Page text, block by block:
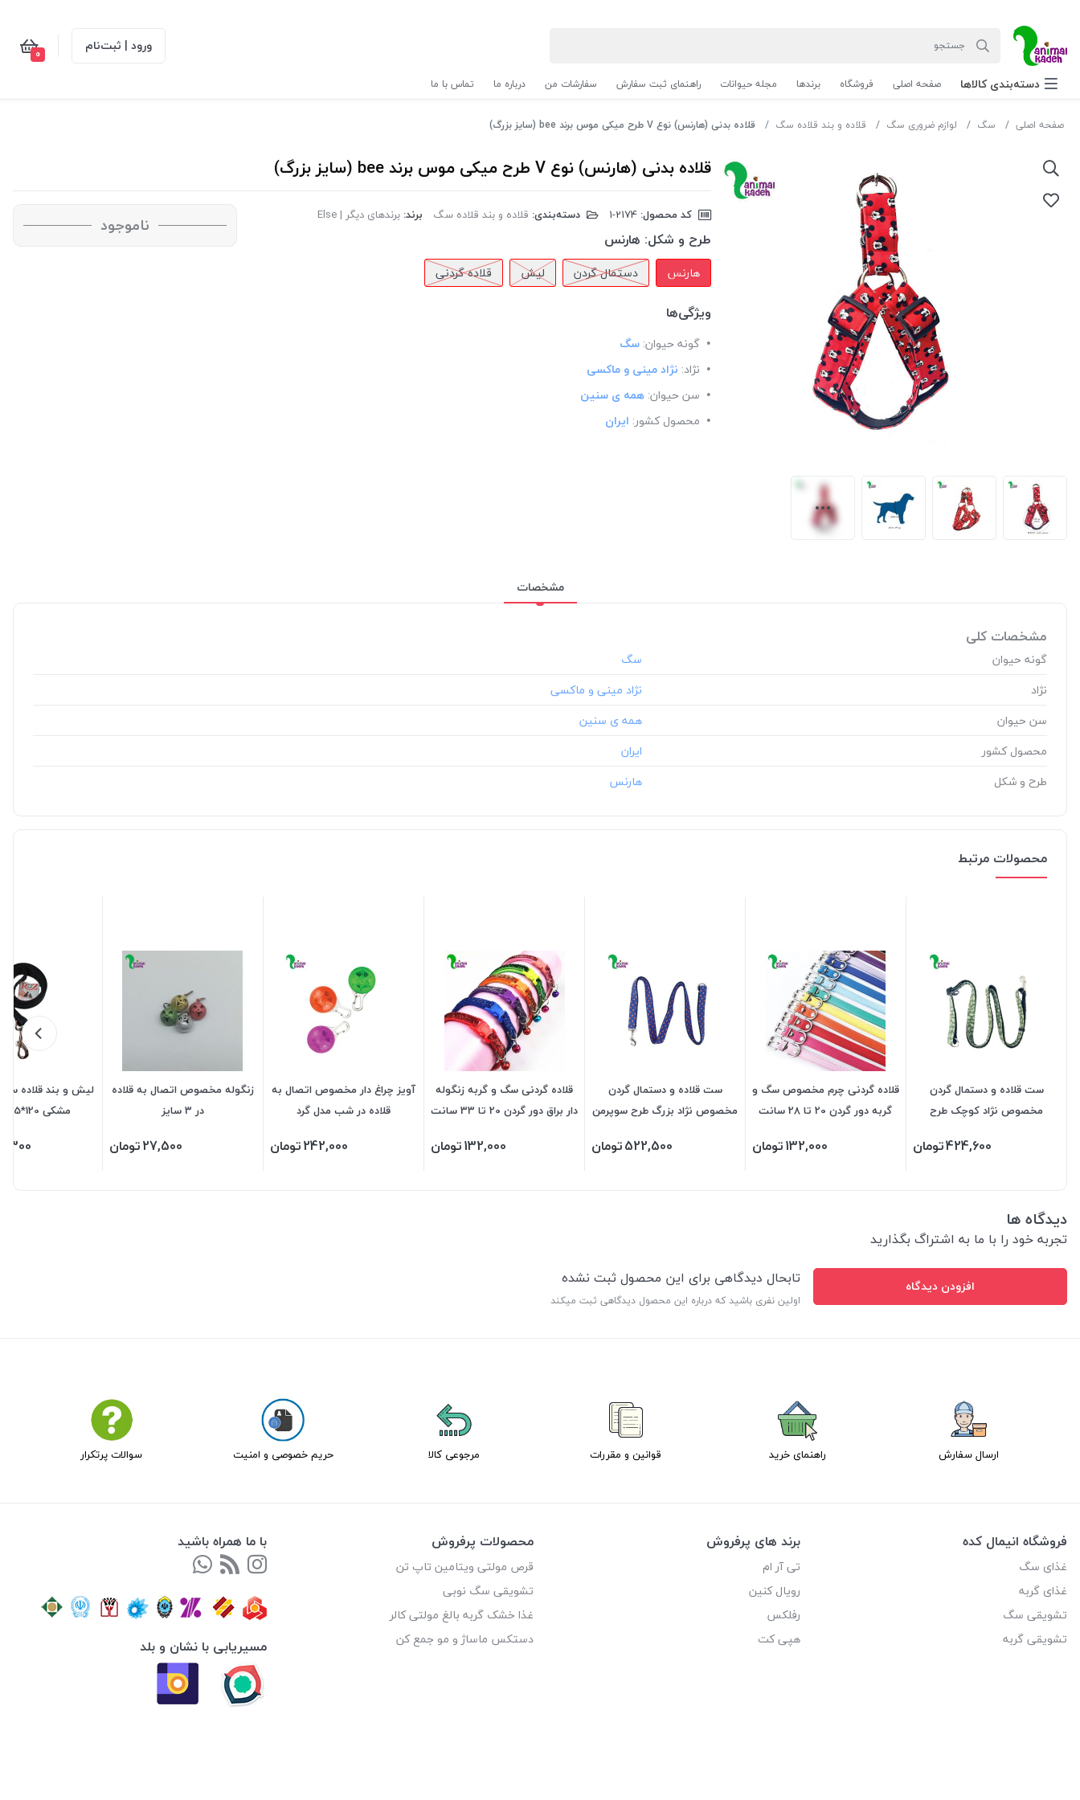
ورود | ثبت‌نام 0
دسته‌بندی‌ کالاها صفحه اصلی فروشگاه برندها مجله حیوانات راهنمای ثبت سفارش سفارشات من درباره ما تماس با ما
صفحه اصلی سگ لوازم ضروری سگ قلاده و بند قلاده سگ قلاده بدنی (هارنس) نوع V طرح میکی موس برند bee (سایز بزرگ)
قلاده بدنی (هارنس) نوع V طرح میکی موس برند bee (سایز بزرگ)
کد محصول: دسته‌بندی: قلاده و بند قلاده سگ برند: برندهای دیگر | Else
طرح و شکل: هارنس
هارنس دستمال گردن لیش قلاده گردنی
ویژگی‌ها
گونه حیوان: سگ
نژاد: نژاد مینی و ماکسی
سن حیوان: همه ی سنین
محصول کشور: ایران
ناموجود
مشخصات
مشخصات کلی
گونه حیوان
نژاد
سن حیوان
محصول کشور
طرح و شکل
محصولات مرتبط
ست قلاده و دستمال گردن
مخصوص نژاد کوچک طرح
424,600تومان
قلاده گردنی چرم مخصوص سگ و
گربه دور گردن 20 تا 28 سانت
132,000تومان
ست قلاده و دستمال گردن
مخصوص نژاد بزرگ طرح سوپرمن
522,500تومان
قلاده گردنی سگ و گربه زنگوله
دار براق دور گردن 20 تا 33 سانت
132,000تومان
آویز چراغ دار مخصوص اتصال به
قلاده در شب مدل گرد
242,000تومان
زنگوله مخصوص اتصال به قلاده
در 3 سایز
27,500تومان
لیش و بند قلاده
مشکی 120*2.5 سانتی
دیدگاه ها
تجربه خود را با ما به اشتراگ بگذارید
افزودن دیدگاه تابحال دیدگاهی برای این محصول ثبت نشده
اولین نفری باشید که درباره این محصول دیدگاهی ثبت میکند
ارسال سفارش راهنمای خرید قوانین و مقررات مرجوعی کالا حریم خصوصی و امنیت سوالات پرتکرار
فروشگاه انیمال کده
غذای سگ
غذای گربه
تشویقی سگ
تشویقی گربه
برند های پرفروش
تی آر ام
رویال کنین
رفلکس
هپی کت
محصولات پرفروش
قرص مولتی ویتامین تاپ تن
تشویقی سگ نوبی
غذا خشک گربه بالغ مولتی کالر
دستکس ماساژ و مو جمع کن
با ما همراه باشید
مسیریابی با نشان و بلد